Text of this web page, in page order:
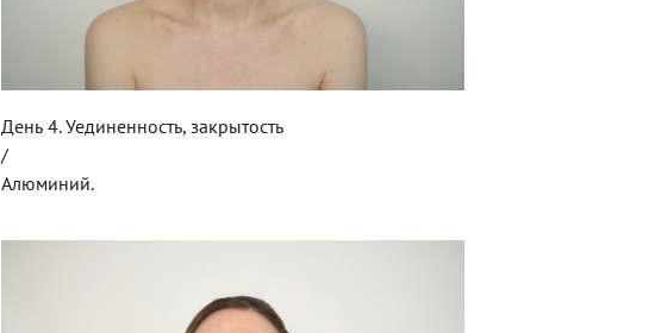
День 4. Уединенность, закрытость
/
Алюминий.